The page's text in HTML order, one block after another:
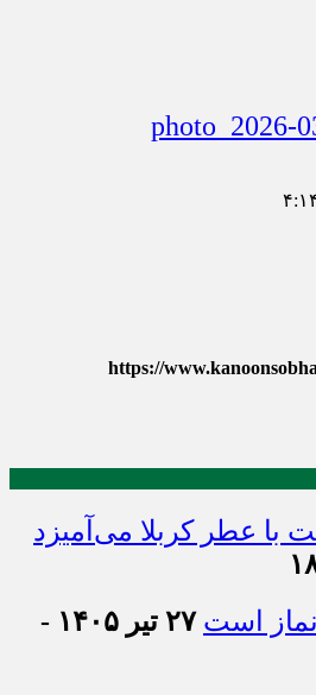
photo_2026-
https://
عطر کربلا می‌آمیزد
است
۲۷ تیر ۱۴۰۵ -